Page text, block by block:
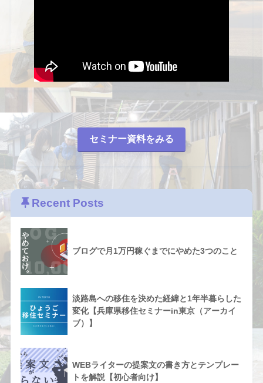
セミナー資料をみる
Recent Posts
ブログで月1万円稼ぐまでにやめた3つのこと
淡路島への移住を決めた経緯と1年半暮らした
変化【兵庫県移住セミナーin東京（アーカイ
ブ）】
WEBライターの提案文の書き方とテンプレー
トを解説【初心者向け】